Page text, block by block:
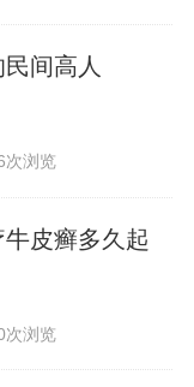
间高人
次浏览
皮癣多久起
次浏览